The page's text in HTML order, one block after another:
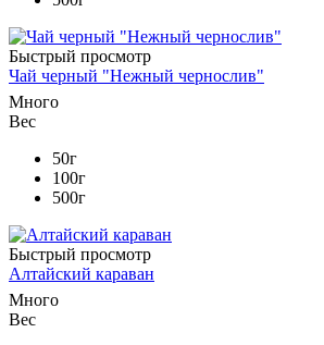
Быстрый просмотр
Чай черный "Нежный чернослив"
Много
Вес
50г
100г
500г
Быстрый просмотр
Алтайский караван
Много
Вес